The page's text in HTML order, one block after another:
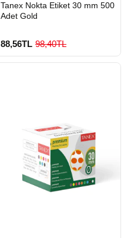
GÖNDERİ
Tanex Nokta Etiket 30 mm 500
Adet Gold
88,56TL 98,40TL